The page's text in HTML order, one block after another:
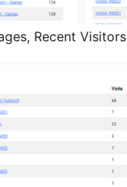
Recent